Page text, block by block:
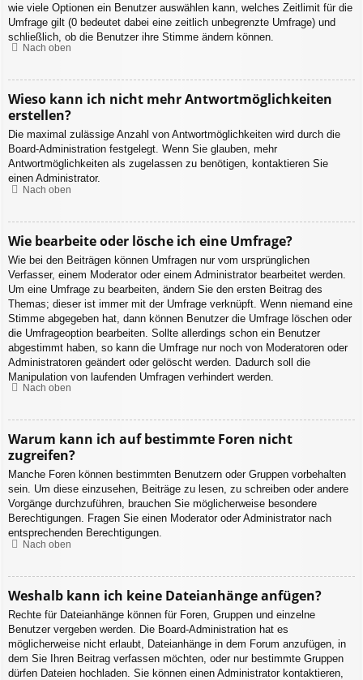
wie viele Optionen ein Benutzer auswählen kann, welches Zeitlimit für die
Umfrage gilt (0 bedeutet dabei eine zeitlich unbegrenzte Umfrage) und
schließlich, ob die Benutzer ihre Stimme ändern können.
Nach oben
Wieso kann ich nicht mehr Antwortmöglichkeiten
erstellen?
Die maximal zulässige Anzahl von Antwortmöglichkeiten wird durch die
Board-Administration festgelegt. Wenn Sie glauben, mehr
Antwortmöglichkeiten als zugelassen zu benötigen, kontaktieren Sie
einen Administrator.
Nach oben
Wie bearbeite oder lösche ich eine Umfrage?
Wie bei den Beiträgen können Umfragen nur vom ursprünglichen
Verfasser, einem Moderator oder einem Administrator bearbeitet werden.
Um eine Umfrage zu bearbeiten, ändern Sie den ersten Beitrag des
Themas; dieser ist immer mit der Umfrage verknüpft. Wenn niemand eine
Stimme abgegeben hat, dann können Benutzer die Umfrage löschen oder
die Umfrageoption bearbeiten. Sollte allerdings schon ein Benutzer
abgestimmt haben, so kann die Umfrage nur noch von Moderatoren oder
Administratoren geändert oder gelöscht werden. Dadurch soll die
Manipulation von laufenden Umfragen verhindert werden.
Nach oben
Warum kann ich auf bestimmte Foren nicht
zugreifen?
Manche Foren können bestimmten Benutzern oder Gruppen vorbehalten
sein. Um diese einzusehen, Beiträge zu lesen, zu schreiben oder andere
Vorgänge durchzuführen, brauchen Sie möglicherweise besondere
Berechtigungen. Fragen Sie einen Moderator oder Administrator nach
entsprechenden Berechtigungen.
Nach oben
Weshalb kann ich keine Dateianhänge anfügen?
Rechte für Dateianhänge können für Foren, Gruppen und einzelne
Benutzer vergeben werden. Die Board-Administration hat es
möglicherweise nicht erlaubt, Dateianhänge in dem Forum anzufügen, in
dem Sie Ihren Beitrag verfassen möchten, oder nur bestimmte Gruppen
dürfen Dateien hochladen. Sie können einen Administrator kontaktieren,